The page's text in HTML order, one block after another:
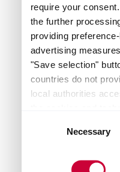
require your
the further
providing
advertising
"Save selection"
countries do not
local authorities
the website.
the website may no
Policy or by
Necessary